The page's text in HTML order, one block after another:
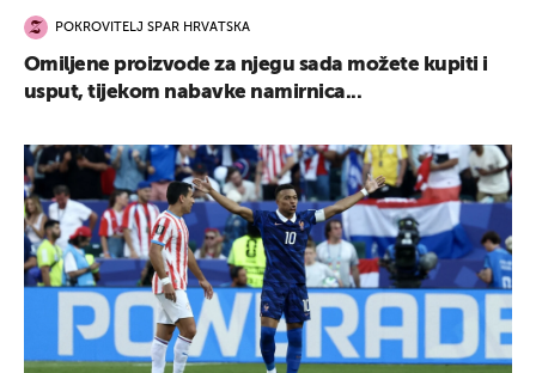
POKROVITELJ SPAR HRVATSKA
Omiljene proizvode za njegu sada možete kupiti i
usput, tijekom nabavke namirnica...